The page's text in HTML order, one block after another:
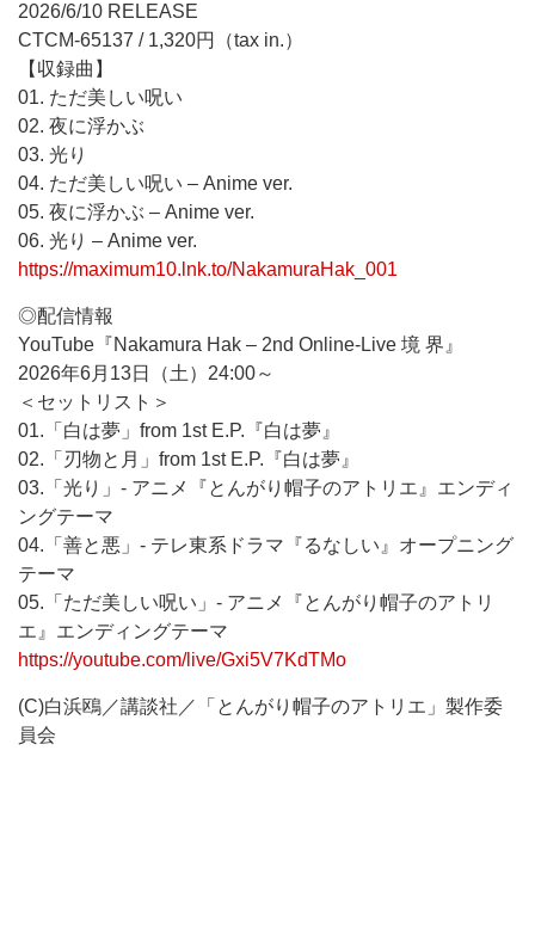
2026/6/10 RELEASE
CTCM-65137 / 1,320円（tax in.）
【収録曲】
01. ただ美しい呪い
02. 夜に浮かぶ
03. 光り
04. ただ美しい呪い – Anime ver.
05. 夜に浮かぶ – Anime ver.
06. 光り – Anime ver.
https://maximum10.lnk.to/NakamuraHak_001
◎配信情報
YouTube『Nakamura Hak – 2nd Online-Live 境 界』
2026年6月13日（土）24:00～
＜セットリスト＞
01.「白は夢」from 1st E.P.『白は夢』
02.「刃物と月」from 1st E.P.『白は夢』
03.「光り」- アニメ『とんがり帽子のアトリエ』エンディ
ングテーマ
04.「善と悪」- テレ東系ドラマ『るなしい』オープニング
テーマ
05.「ただ美しい呪い」- アニメ『とんがり帽子のアトリ
エ』エンディングテーマ
https://youtube.com/live/Gxi5V7KdTMo
(C)白浜鴎／講談社／「とんがり帽子のアトリエ」製作委
員会